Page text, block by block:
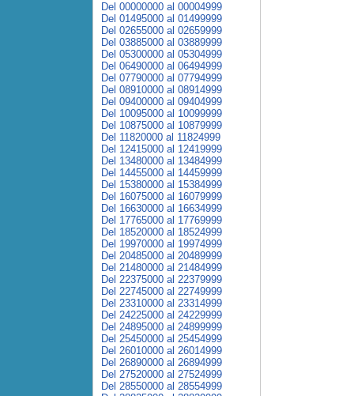
Del 00000000 al 00004999
Del 01495000 al 01499999
Del 02655000 al 02659999
Del 03885000 al 03889999
Del 05300000 al 05304999
Del 06490000 al 06494999
Del 07790000 al 07794999
Del 08910000 al 08914999
Del 09400000 al 09404999
Del 10095000 al 10099999
Del 10875000 al 10879999
Del 11820000 al 11824999
Del 12415000 al 12419999
Del 13480000 al 13484999
Del 14455000 al 14459999
Del 15380000 al 15384999
Del 16075000 al 16079999
Del 16630000 al 16634999
Del 17765000 al 17769999
Del 18520000 al 18524999
Del 19970000 al 19974999
Del 20485000 al 20489999
Del 21480000 al 21484999
Del 22375000 al 22379999
Del 22745000 al 22749999
Del 23310000 al 23314999
Del 24225000 al 24229999
Del 24895000 al 24899999
Del 25450000 al 25454999
Del 26010000 al 26014999
Del 26890000 al 26894999
Del 27520000 al 27524999
Del 28550000 al 28554999